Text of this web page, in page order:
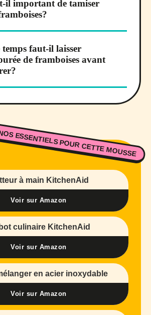
il important de tamiser
faut-il laisser
de framboises avant
ESSENTIELS POUR CETTE MOUSSE
à main KitchenAid
Voir sur Amazon
culinaire KitchenAid
Voir sur Amazon
en acier inoxydable
Voir sur Amazon